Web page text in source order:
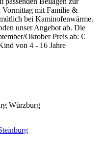
Vormittag mit Familie &
bei Kaminofenwärme.
unser Angebot ab. Die
Oktober Preis ab: €
von 4 - 16 Jahre